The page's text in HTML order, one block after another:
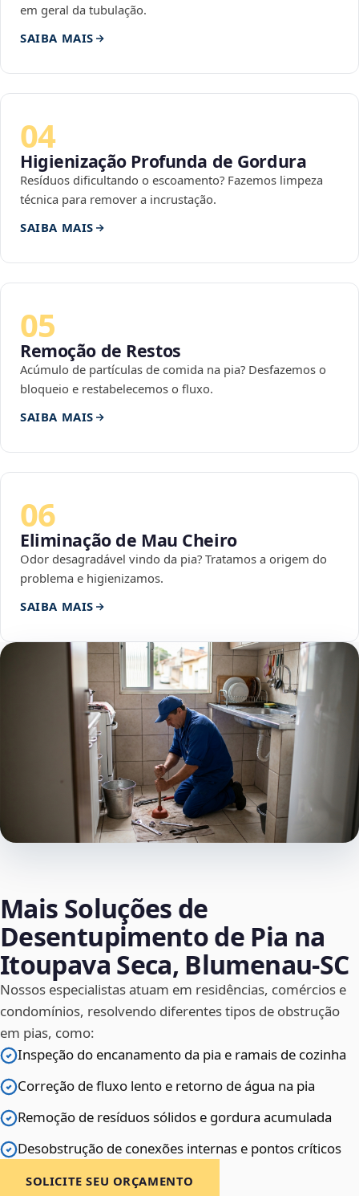
em geral da tubulação.
SAIBA MAIS
04
Higienização Profunda de Gordura
Resíduos dificultando o escoamento? Fazemos limpeza
técnica para remover a incrustação.
SAIBA MAIS
05
Remoção de Restos
Acúmulo de partículas de comida na pia? Desfazemos o
bloqueio e restabelecemos o fluxo.
SAIBA MAIS
06
Eliminação de Mau Cheiro
Odor desagradável vindo da pia? Tratamos a origem do
problema e higienizamos.
SAIBA MAIS
Mais Soluções de
Desentupimento de Pia na
Itoupava Seca, Blumenau‑SC
Nossos especialistas atuam em residências, comércios e
condomínios, resolvendo diferentes tipos de obstrução
em pias, como:
Inspeção do encanamento da pia e ramais de cozinha
Correção de fluxo lento e retorno de água na pia
Remoção de resíduos sólidos e gordura acumulada
Desobstrução de conexões internas e pontos críticos
SOLICITE SEU ORÇAMENTO